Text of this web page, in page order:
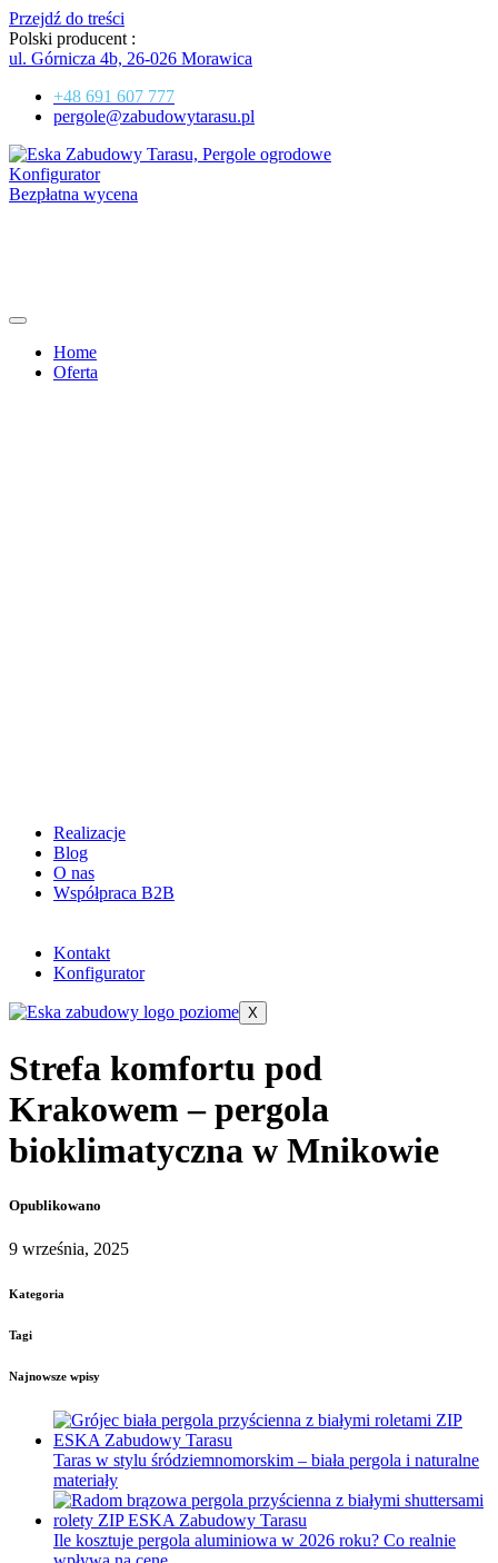
Przejdź do treści
Polski producent :
ul. Górnicza 4b, 26-026 Morawica
+48 691 607 777
pergole@zabudowytarasu.pl
Konfigurator
Bezpłatna wycena
Home
Oferta
Realizacje
Blog
O nas
Współpraca B2B
Kontakt
Konfigurator
X
Strefa komfortu pod
Krakowem – pergola
bioklimatyczna w Mnikowie
Opublikowano
9 września, 2025
Kategoria
Tagi
Najnowsze wpisy
Taras w stylu śródziemnomorskim – biała pergola i naturalne
materiały
Ile kosztuje pergola aluminiowa w 2026 roku? Co realnie